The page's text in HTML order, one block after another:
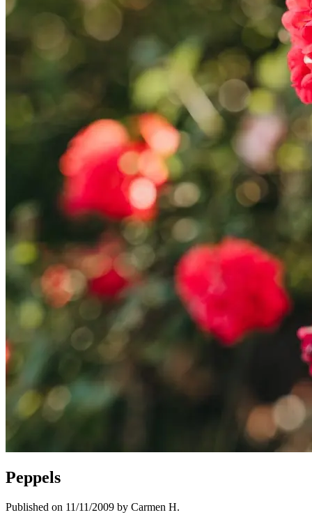
Peppels
Published on 11/11/2009 by Carmen H.